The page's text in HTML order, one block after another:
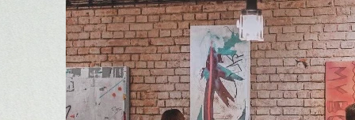
ZPĚT
OBCHODU
ZPĚT
OBCHODU